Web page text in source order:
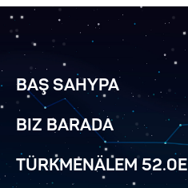
BAŞ SAHYPA
BIZ BARADA
TÜRKMENÄLEM 52.0E